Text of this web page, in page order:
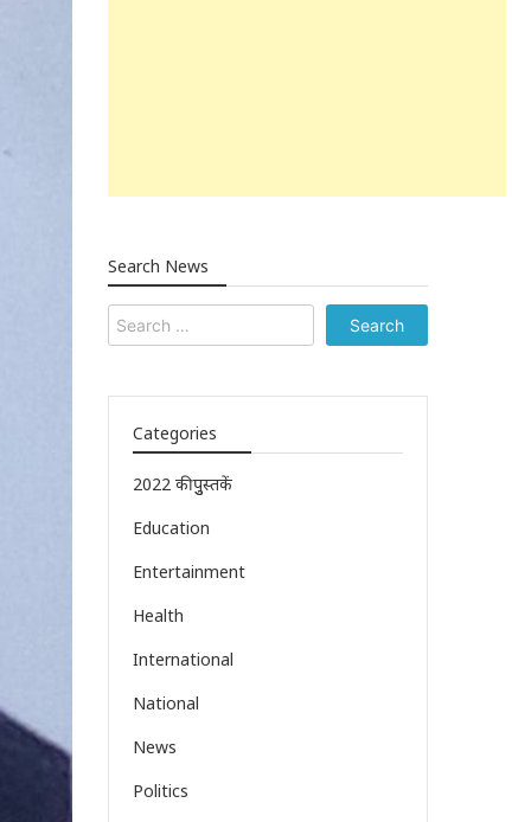
Search News
Categories
2022 की पुुस्तकें
Education
Entertainment
Health
International
National
News
Politics